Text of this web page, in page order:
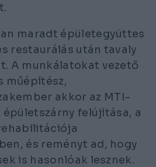
maradt épületegyüttes
restaurálás után tavaly
A munkálatokat vezető
műépítész,
akkor az MTI-
épületszárny felújítása, a
és reményt ad, hogy
is hasonlóak lesznek.